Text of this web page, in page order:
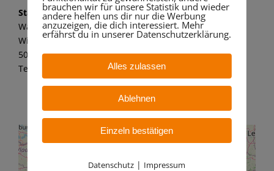
Standort Bergheim
Wandaa GmbH
Willy-Messerschmitt-Str. 6
50126 Bergheim – Paffendorf
Tel.: 02271 7 59 21 11
brauchen wir für unsere Statistik und wieder
andere helfen uns dir nur die Werbung
anzuzeigen, die dich interessiert. Mehr
erfährst du in unserer Datenschutzerklärung.
Alles zulassen
Ablehnen
Einzeln bestätigen
Datenschutz | Impressum